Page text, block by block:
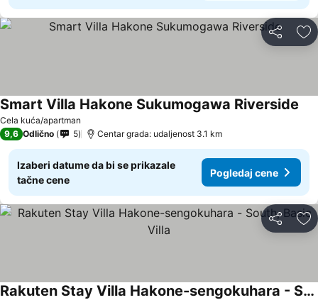
Deli
Cela kuća/apartman
Smart Villa Hakone Sukumogawa Riverside
9,6 Odlično 5 Centar grada: udaljenost 3.1 km
Izaberi datume da bi se prikazale
tačne cene
Pogledaj cene
Deli
Rakuten Stay Villa Hakone-sengokuhara - South, Basic Villa